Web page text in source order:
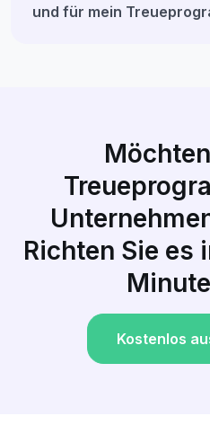
und für mein
Richten Sie es
Kostenlos